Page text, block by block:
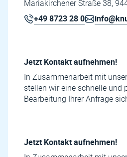
Mariakirchener Straße 38,
+49 8723 28 0
Jetzt Kontakt aufnehmen!
In Zusammenarbeit mit
stellen wir eine schnelle und
Bearbeitung Ihrer Anfrage
Jetzt Kontakt aufnehmen!